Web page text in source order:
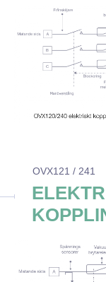
OVX121 / 241